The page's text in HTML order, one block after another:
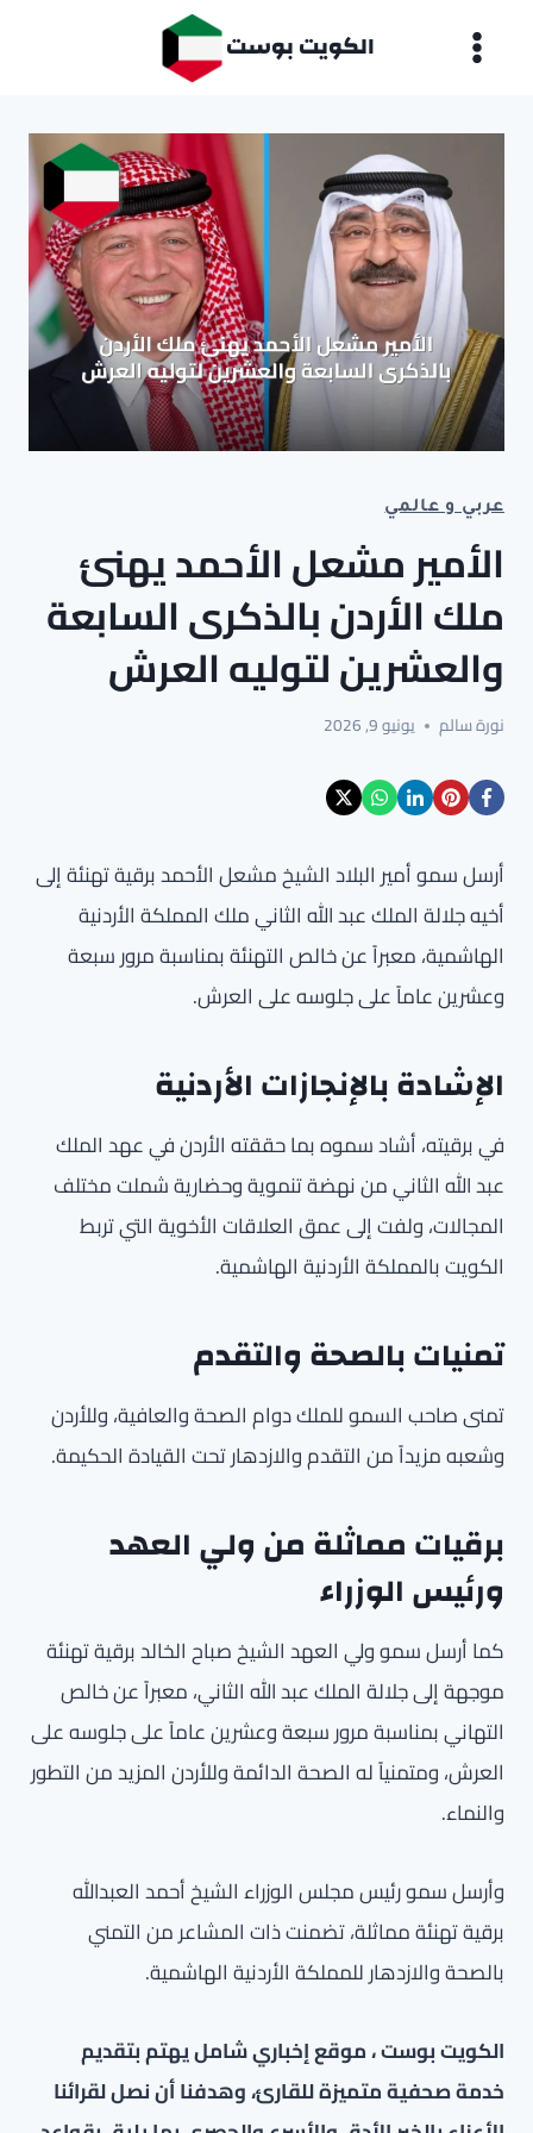
الكويت بوست
عربي و عالمي
الأمير مشعل الأحمد يهنئ
ملك الأردن بالذكرى السابعة
والعشرين لتوليه العرش
نورة سالم يونيو 9, 2026
أرسل سمو أمير البلاد الشيخ مشعل الأحمد برقية تهنئة إلى
أخيه جلالة الملك عبد الله الثاني ملك المملكة الأردنية
الهاشمية، معبراً عن خالص التهنئة بمناسبة مرور سبعة
وعشرين عاماً على جلوسه على العرش.
الإشادة بالإنجازات الأردنية
في برقيته، أشاد سموه بما حققته الأردن في عهد الملك
عبد الله الثاني من نهضة تنموية وحضارية شملت مختلف
المجالات، ولفت إلى عمق العلاقات الأخوية التي تربط
الكويت بالمملكة الأردنية الهاشمية.
تمنيات بالصحة والتقدم
تمنى صاحب السمو للملك دوام الصحة والعافية، وللأردن
وشعبه مزيداً من التقدم والازدهار تحت القيادة الحكيمة.
برقيات مماثلة من ولي العهد
ورئيس الوزراء
كما أرسل سمو ولي العهد الشيخ صباح الخالد برقية تهنئة
موجهة إلى جلالة الملك عبد الله الثاني، معبراً عن خالص
التهاني بمناسبة مرور سبعة وعشرين عاماً على جلوسه على
العرش، ومتمنياً له الصحة الدائمة وللأردن المزيد من التطور
والنماء.
وأرسل سمو رئيس مجلس الوزراء الشيخ أحمد العبدالله
برقية تهنئة مماثلة، تضمنت ذات المشاعر من التمني
بالصحة والازدهار للمملكة الأردنية الهاشمية.
الكويت بوست ، موقع إخباري شامل يهتم بتقديم
خدمة صحفية متميزة للقارئ، وهدفنا أن نصل لقرائنا